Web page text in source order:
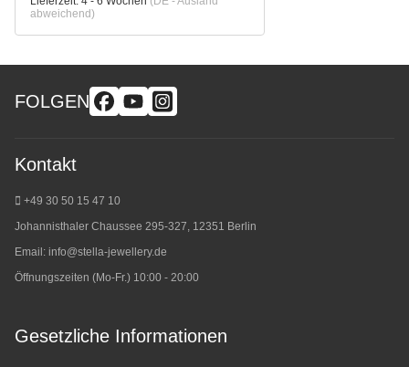
abweichend)
FOLGEN
Kontakt
+49 30 50 15 47 10
Johannisthaler Chaussee 295-327, 12351 Berlin
Email: info@stella-jewellery.de
Öffnungszeiten (Mo-Fr.) 10:00 - 20:00
Gesetzliche Informationen